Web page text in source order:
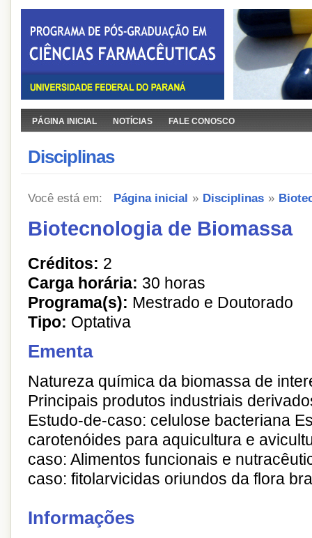
PÁGINA INICIAL NOTÍCIAS FALE CONOSCO
Disciplinas
Você está em: Página inicial » Disciplinas »
Biotecnologia de Biomassa
Créditos: 2
Carga horária: 30 horas
Programa(s): Mestrado e Doutorado
Tipo: Optativa
Ementa
Natureza química da biomassa de
Principais produtos industriais
Estudo-de-caso: celulose bacteriana
carotenóides para aquicultura e
caso: Alimentos funcionais e
caso: fitolarvicidas oriundos da flora
Informações